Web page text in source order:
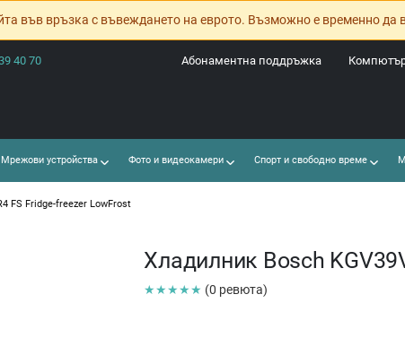
във връзка с въвеждането на еврото. Възможно е временно да
40 70 Абонаментна поддръжка
устройства Фото и видеокамери Спорт и свободно време
FS Fridge-freezer LowFrost
Хладилник Bosch
★★★★★ (0 ревюта)